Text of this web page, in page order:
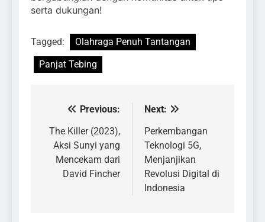
serta dukungan!
Tagged:
Olahraga Penuh Tantangan
Panjat Tebing
Navigasi
pos
Previous:
The Killer (2023),
Aksi Sunyi yang
Mencekam dari
David Fincher
Next:
Perkembangan
Teknologi 5G,
Menjanjikan
Revolusi Digital di
Indonesia